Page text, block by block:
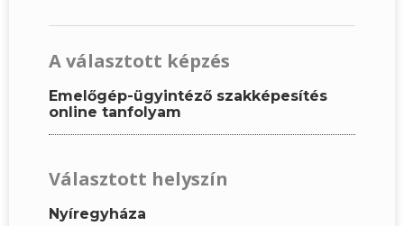
A választott képzés
Emelőgép-ügyintéző szakképesítés
online tanfolyam
Választott helyszín
Nyíregyháza